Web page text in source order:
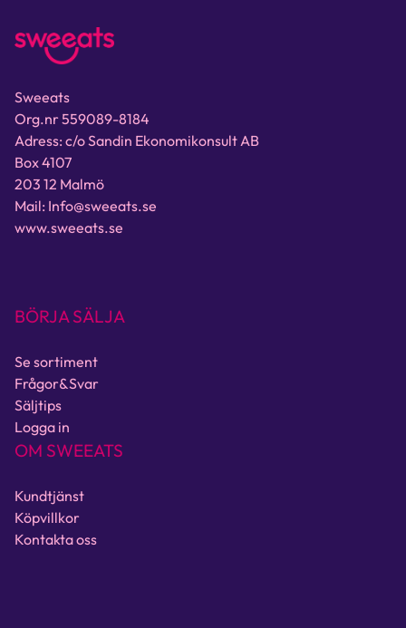
Sweeats
Org.nr 559089-8184
Adress: c/o Sandin Ekonomikonsult AB
Box 4107
203 12 Malmö
Mail: Info@sweeats.se
www.sweeats.se
BÖRJA SÄLJA
Se sortiment
Frågor&Svar
Säljtips
Logga in
OM SWEEATS
Kundtjänst
Köpvillkor
Kontakta oss